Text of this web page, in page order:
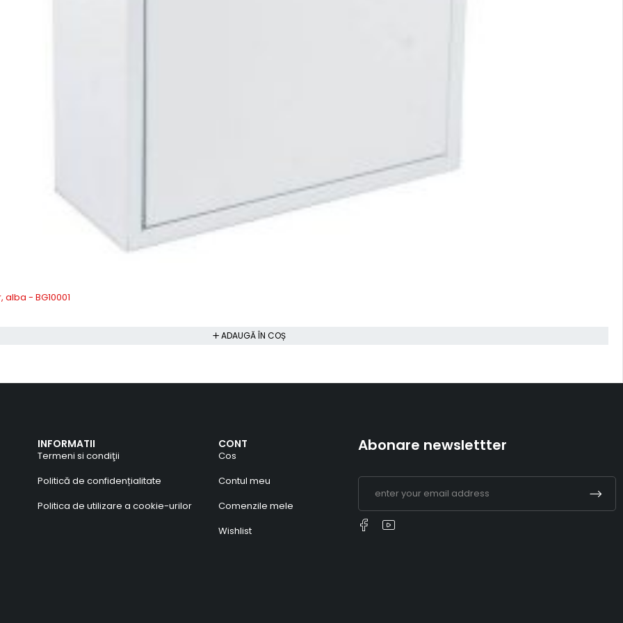
- BG10001
ADAUGĂ ÎN COȘ
INFORMATII
Termeni si condiţii
Politică de confidențialitate
Politica de utilizare a cookie-urilor
CONT
Cos
Contul meu
Comenzile mele
Wishlist
Abonare newslettter